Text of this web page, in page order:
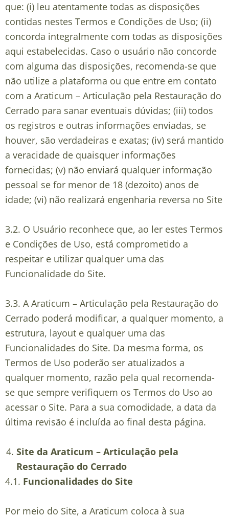
que: (i) leu atentamente todas as disposições
contidas nestes Termos e Condições de Uso; (ii)
concorda integralmente com todas as disposições
aqui estabelecidas. Caso o usuário não concorde
com alguma das disposições, recomenda-se que
não utilize a plataforma ou que entre em contato
com a Araticum – Articulação pela Restauração do
Cerrado para sanar eventuais dúvidas; (iii) todos
os registros e outras informações enviadas, se
houver, são verdadeiras e exatas; (iv) será mantido
a veracidade de quaisquer informações
fornecidas; (v) não enviará qualquer informação
pessoal se for menor de 18 (dezoito) anos de
idade; (vi) não realizará engenharia reversa no Site
3.2. O Usuário reconhece que, ao ler estes Termos
e Condições de Uso, está comprometido a
respeitar e utilizar qualquer uma das
Funcionalidade do Site.
3.3. A Araticum – Articulação pela Restauração do
Cerrado poderá modificar, a qualquer momento, a
estrutura, layout e qualquer uma das
Funcionalidades do Site. Da mesma forma, os
Termos de Uso poderão ser atualizados a
qualquer momento, razão pela qual recomenda-
se que sempre verifiquem os Termos do Uso ao
acessar o Site. Para a sua comodidade, a data da
última revisão é incluída ao final desta página.
Site da Araticum – Articulação pela
Restauração do Cerrado
4.1. Funcionalidades do Site
Por meio do Site, a Araticum coloca à sua